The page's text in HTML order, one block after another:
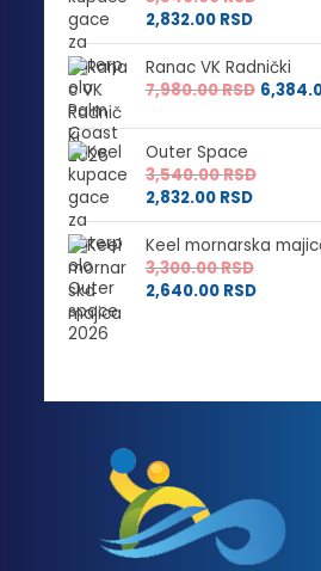
2,832.00 RSD
Ranac VK Radnički
7,980.00RSD
Outer Space
3,540.00RSD
2,832.00 RSD
Keel mornarska
3,300.00RSD
2,640.00 RSD